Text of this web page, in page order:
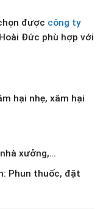
được công ty
Đức phù hợp với
hại nhẹ, xâm hại
xưởng,…
Phun thuốc, đặt